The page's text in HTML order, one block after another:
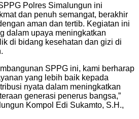
Polres Simalungun ini
dan penuh semangat, berakhir
aman dan tertib. Kegiatan ini
dalam upaya meningkatkan
di bidang kesehatan dan gizi di
SPPG ini, kami berharap
yang lebih baik kepada
nyata dalam meningkatkan
generasi penerus bangsa,”
Kompol Edi Sukamto, S.H.,